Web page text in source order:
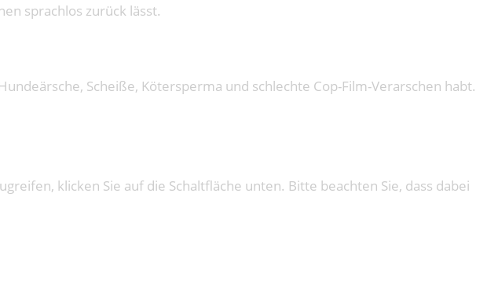
sprachlos zurück lässt.
Scheiße, Kötersperma und schlechte Cop-Film-Verarschen habt.
klicken Sie auf die Schaltfläche unten. Bitte beachten Sie, dass dabei